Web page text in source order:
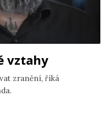
vztahy
zranění, říká